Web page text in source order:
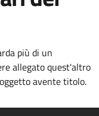
più di un
allegato quest'altro
avente titolo.